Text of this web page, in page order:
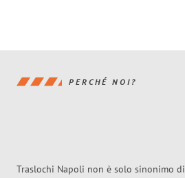
PERCHÉ NOI?
Traslochi Napoli non è solo sinonimo di